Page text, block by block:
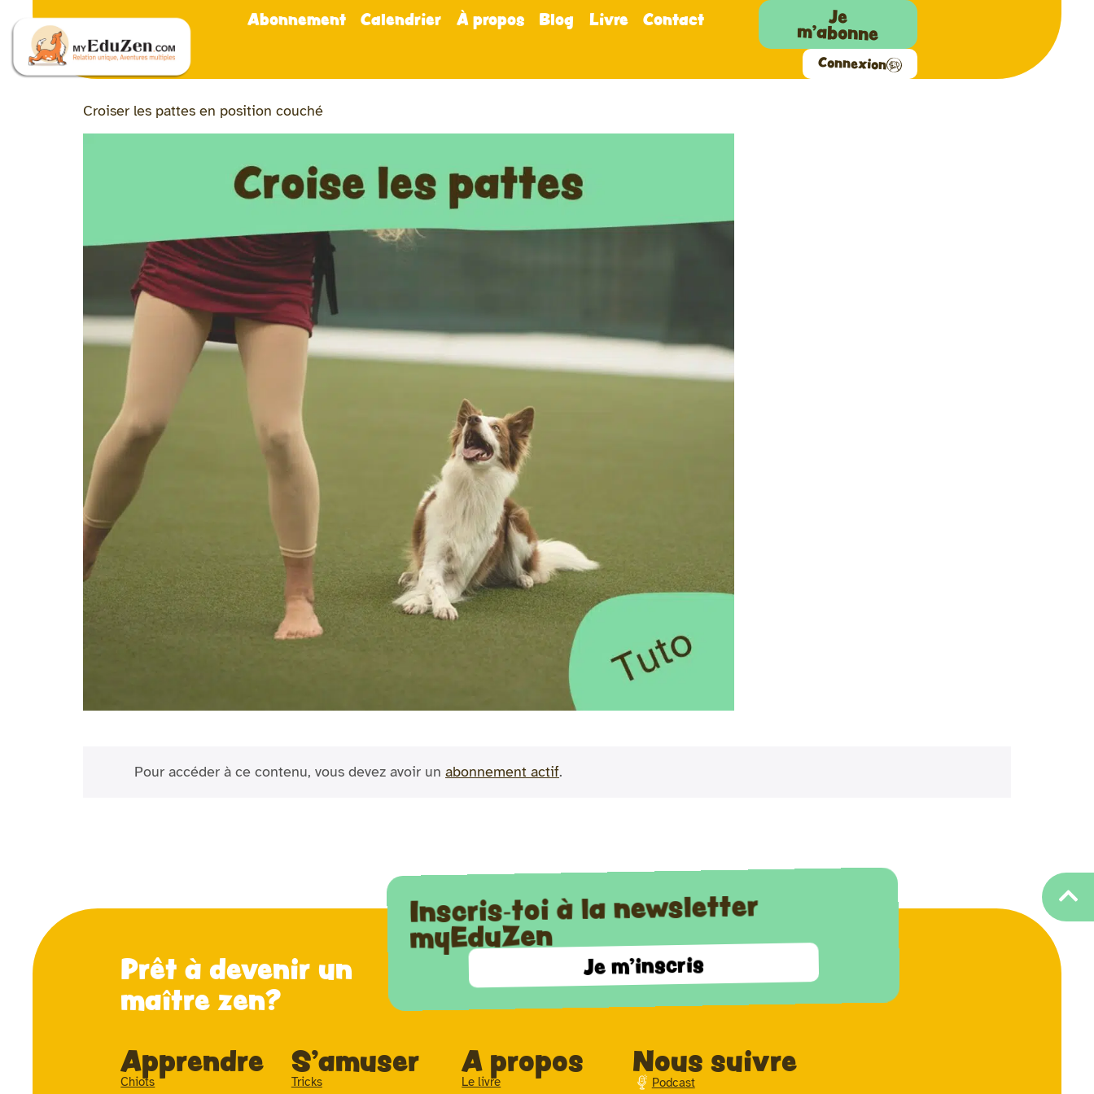
Abonnement Calendrier À propos Blog Livre Contact Je
m'abonne
Connexion
Croiser les pattes en position couché
Pour accéder à ce contenu, vous devez avoir un abonnement actif.
Prêt à devenir un
maître zen?
Inscris-toi à la newsletter
myEduZen
Je m'inscris
Apprendre
Chiots
S'amuser
Tricks
A propos
Le livre
Nous suivre
Podcast